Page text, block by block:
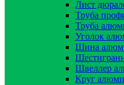
Лист
Труба
Труба
Уголок
Шина
Швеллер
Круг